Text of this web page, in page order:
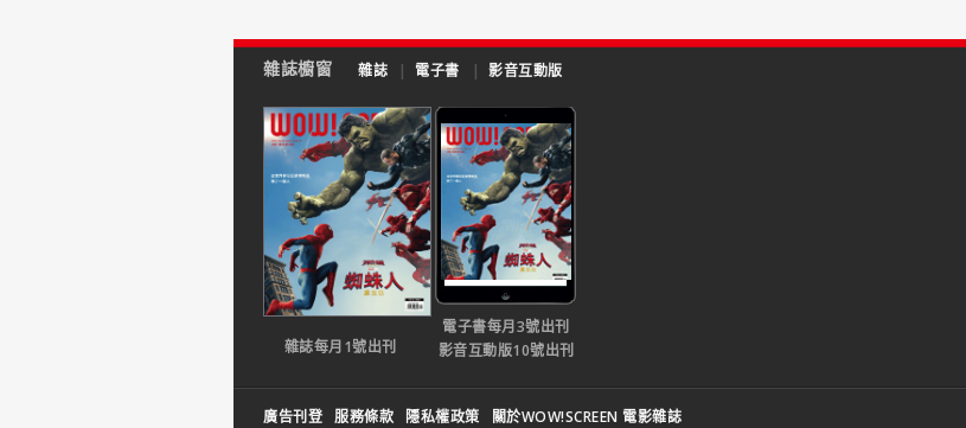
雜誌櫥窗 雜誌 | 電子書 | 影音互動版
雜誌每月1號出刊
電子書每月3號出刊
影音互動版10號出刊
廣告刊登 服務條款 隱私權政策 關於WOW!SCREEN 電影雜誌